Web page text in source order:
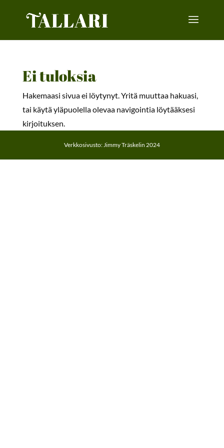
Ei tuloksia
Hakemaasi sivua ei löytynyt. Yritä muuttaa hakuasi,
tai käytä yläpuolella olevaa navigointia löytääksesi
kirjoituksen.
Verkkosivusto: Jimmy Träskelin 2024